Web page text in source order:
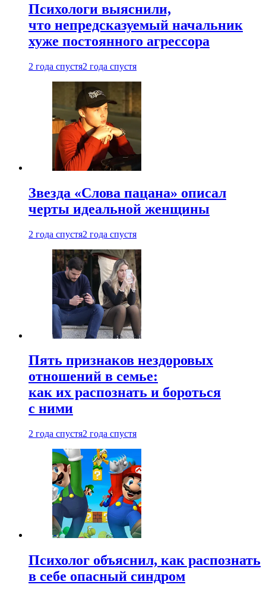
Психологи выяснили,
что непредсказуемый начальник
хуже постоянного агрессора
2 года спустя2 года спустя
Звезда «Слова пацана» описал
черты идеальной женщины
2 года спустя2 года спустя
Пять признаков нездоровых
отношений в семье:
как их распознать и бороться
с ними
2 года спустя2 года спустя
Психолог объяснил, как распознать
в себе опасный синдром